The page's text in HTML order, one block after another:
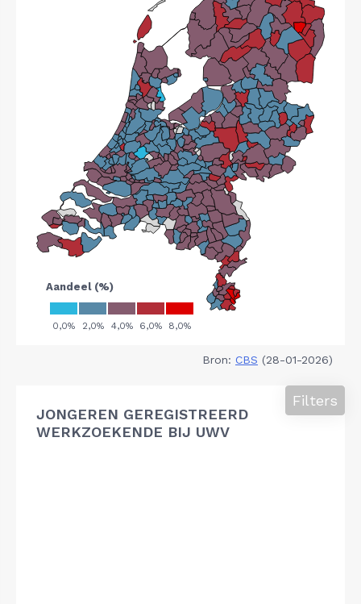
Bron: CBS (28-01-2026)
JONGEREN GEREGISTREERD
WERKZOEKENDE BIJ UWV
Filters